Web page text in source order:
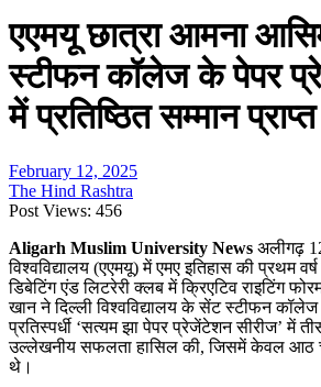
एएमयू छात्रा आमना
स्टीफन कॉलेज के पेपर
में प्रतिष्ठित सम्मान
February 12, 2025
The Hind Rashtra
Post Views: 456
Aligarh Muslim University News अलीगढ़
विश्वविद्यालय (एएमयू) में एमए इतिहास की प्रथम
डिबेटिंग एंड लिटरेरी क्लब में क्रिएटिव राइटिंग
खान ने दिल्ली विश्वविद्यालय के सेंट स्टीफन
प्रतिस्पर्धी ‘सत्यम झा पेपर प्रेजेंटेशन सीरीज’ में
उल्लेखनीय सफलता हासिल की, जिसमें केवल आठ
थे।